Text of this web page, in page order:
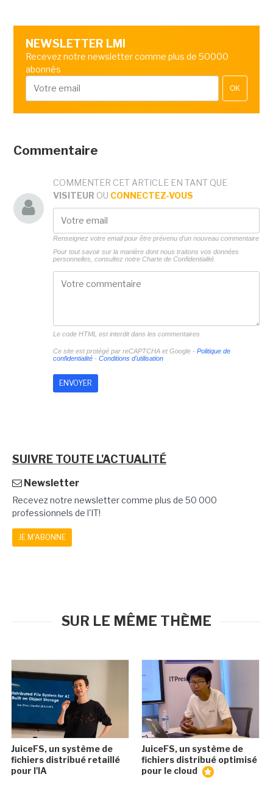
NEWSLETTER LMI
Recevez notre newsletter comme plus de 50000
abonnés
OK
Commentaire
COMMENTER CET ARTICLE EN TANT QUE
VISITEUR OU CONNECTEZ-VOUS
Renseignez votre email pour être prévenu d'un nouveau commentaire
Pour tout savoir sur la manière dont nous traitons vos données
personnelles, consultez notre Charte de Confidentialité.
Le code HTML est interdit dans les commentaires
Ce site est protégé par reCAPTCHA et Google - Politique de
confidentialité- Conditions d'utilisation
SUIVRE TOUTE L'ACTUALITÉ
Newsletter
Recevez notre newsletter comme plus de 50 000
professionnels de l'IT!
JE M'ABONNE
SUR LE MÊME THÈME
JuiceFS, un système de
fichiers distribué retaillé
pour l'IA
JuiceFS, un système de
fichiers distribué optimisé
pour le cloud